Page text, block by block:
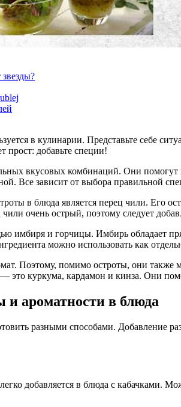
в кулинарии. Представьте себе
прост: добавьте специи!
вкусовых комбинаций. Они
Все зависит от выбора правильной
в блюда является перец чили. Его
очень острый, поэтому следует
имбиря и горчицы. Имбирь обладает
можно использовать как
Поэтому, помимо остроты, они
это куркума, кардамон и кинза. Они
и ароматности в блюда
разными способами. Добавление
добавляется в блюда с кабачками.